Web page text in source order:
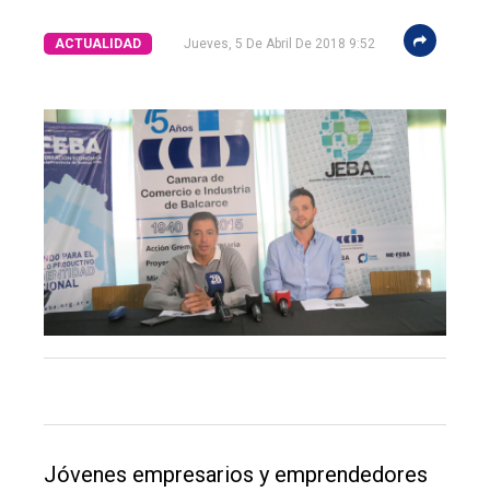
único
DIARIO
Inicio
Tendencia
ACTUALIDAD Jueves, 5 De Abril De 2018 9:52
Jóvenes empresarios y emprendedores